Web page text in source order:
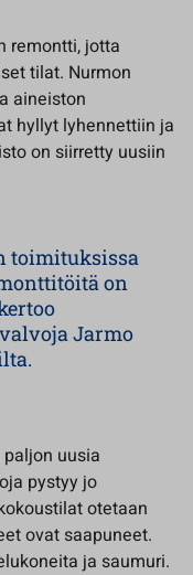
remontti, jotta
tilat. Nurmon
aineiston
hyllyt lyhennettiin ja
on siirretty uusiin
toimituksissa
on
Jarmo
uusia
pystyy jo
otetaan
ovat saapuneet.
ja saumuri.